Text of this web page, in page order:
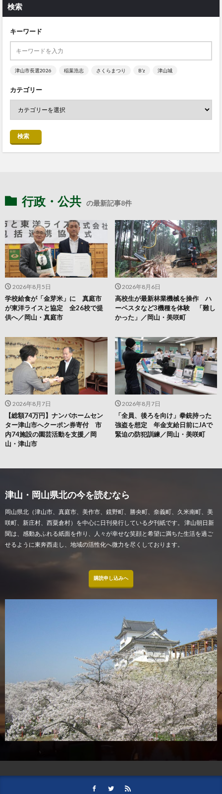
検索
キーワード
津山市長選2026 稲葉浩志 さくらまつり B’z 津山城
カテゴリー
検索
行政・公共 の最新記事8件
2026年8月7日
「全員、後ろを向け」拳銃持った
強盗を想定 年金支給日前にJAで
緊迫の防犯訓練／岡山・美咲町
2026年8月7日
【総額74万円】ナンバホームセン
ター津山市へクーポン券寄付 市
内74施設の園芸活動を支援／岡
山・津山市
2026年8月6日
高校生が最新林業機械を操作 ハ
ーベスタなど3機種を体験 「難し
かった」／岡山・美咲町
2026年8月5日
学校給食が「金芽米」に 真庭市
が東洋ライスと協定 全26校で提
供へ／岡山・真庭市
津山・岡山県北の今を読むなら
岡山県北（津山市、真庭市、美作市、鏡野町、勝央町、奈義町、久米南町、美
咲町、新庄村、西粟倉村）を中心に日刊発行している夕刊紙です。 津山朝日新
聞は、感動あふれる紙面を作り、人々が幸せな笑顔と希望に満ちた生活を過ご
せるように東奔西走し、地域の活性化へ微力を尽くしております。
購読申し込みへ